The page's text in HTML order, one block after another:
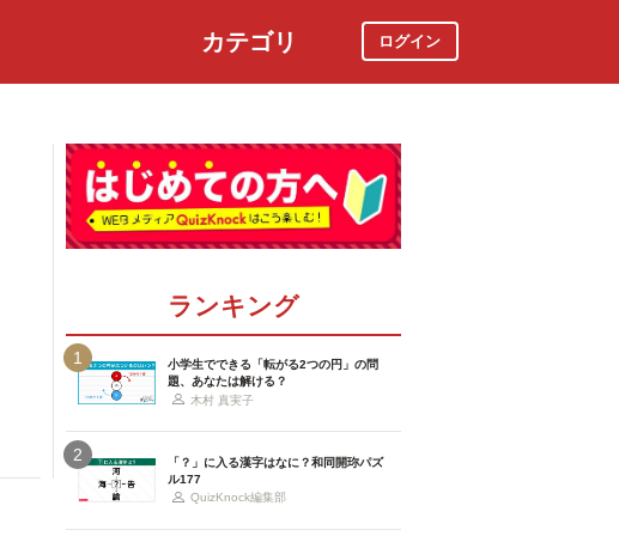
カテゴリ ログイン
ランキング
1
小学生でできる「転がる2つの円」の問
題、あなたは解ける？
木村 真実子
2
「？」に入る漢字はなに？和同開珎パズ
ル177
QuizKnock編集部